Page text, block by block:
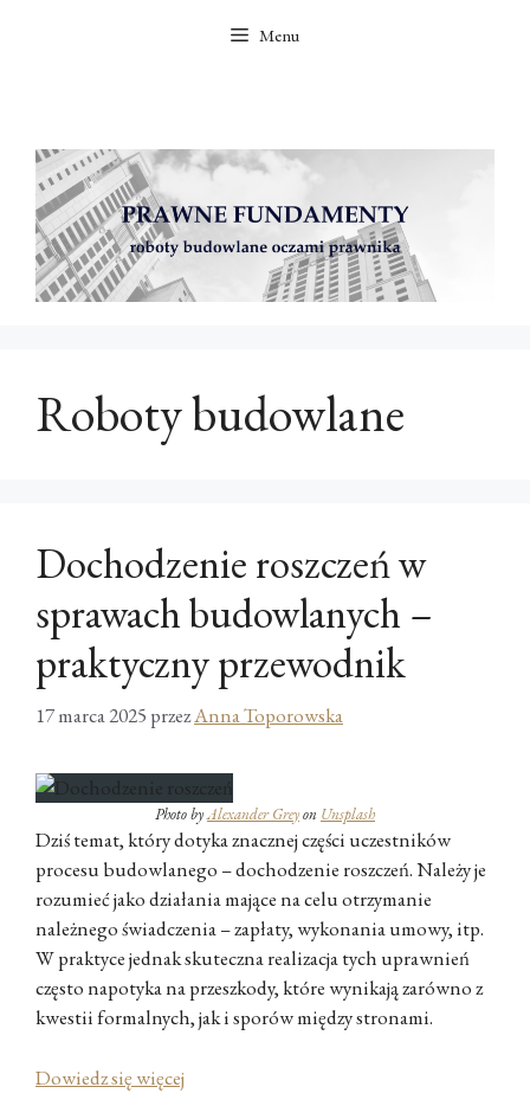
Menu
Roboty budowlane
Dochodzenie roszczeń w
sprawach budowlanych –
praktyczny przewodnik
17 marca 2025 przezAnna Toporowska
Photo byAlexander Greyon Unsplash
Dziś temat, który dotyka znacznej części uczestników
procesu budowlanego – dochodzenie roszczeń. Należy je
rozumieć jako działania mające na celu otrzymanie
należnego świadczenia – zapłaty, wykonania umowy, itp.
W praktyce jednak skuteczna realizacja tych uprawnień
często napotyka na przeszkody, które wynikają zarówno z
kwestii formalnych, jak i sporów między stronami.
Dowiedz się więcej